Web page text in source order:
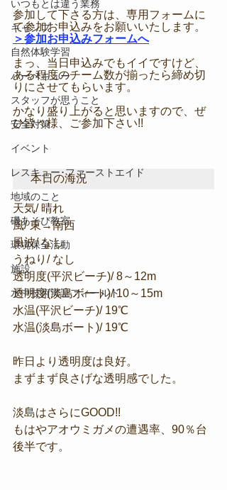
いつもとは違う業務
キャンプ
自然体験学習
バーベキュー
スタッフが思うこと
安全対策
イベント
レスキュー･ファーストエイド
地域のこと
磯あそび教室
環境保全活動
施設
水中技術実証フィールド
参加して下さる方は、専用フォームに
て参加お申込みをお願いいたします。
＞参加お申込みフォームへ
まっ、当日申込みでもイイですけど、
ある程度のチーム数が揃ったら締め切
りにさせてもらいます。
かなり盛り上がると思いますので、ぜ
ひ皆々様、ご参加下さい!!
本日の海況
天気/ 晴れ
風/ 東→南西
風波/ なし
うねり/ なし
透明度(平沢ビーチ)/ 8～12m
透明度(淡島ボート)/ 10～15m
水温(平沢ビーチ)/ 19℃
水温(淡島ボート)/ 19℃
昨日より透明度は良好。
まずまず良さげな透明感でした。
淡島はさらにGOOD!!
もはやアオウミガメの遭遇率、90％台
後半です。